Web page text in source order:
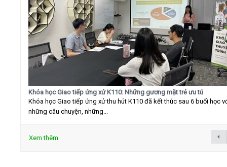
Khóa học Giao tiếp ứng xử K110: Những gương mặt trẻ ưu tú
Khóa học Giao tiếp ứng xử thu hút K110 đã kết thúc sau 6 buổi học
những câu chuyện, những...
Xem thêm